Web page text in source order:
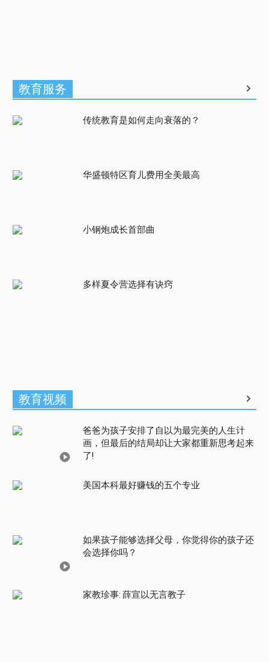
教育服务
传统教育是如何走向衰落的？
华盛顿特区育儿费用全美最高
小钢炮成长首部曲
多样夏令营选择有诀窍
教育视频
爸爸为孩子安排了自以为最完美的人生计
画，但最后的结局却让大家都重新思考起来
了!
美国本科最好赚钱的五个专业
如果孩子能够选择父母，你觉得你的孩子还
会选择你吗？
家教珍事: 薛宣以无言教子